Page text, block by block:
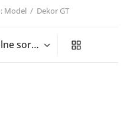
Model / Dekor GT